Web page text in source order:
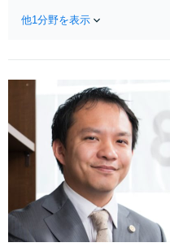
他1分野を表示